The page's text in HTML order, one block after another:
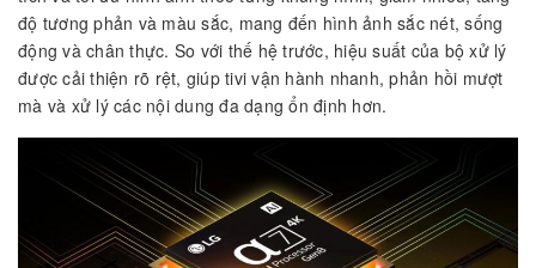
độ tương phản và màu sắc, mang đến hình ảnh sắc nét, sống
động và chân thực. So với thế hệ trước, hiệu suất của bộ xử lý
được cải thiện rõ rệt, giúp tivi vận hành nhanh, phản hồi mượt
mà và xử lý các nội dung đa dạng ổn định hơn.